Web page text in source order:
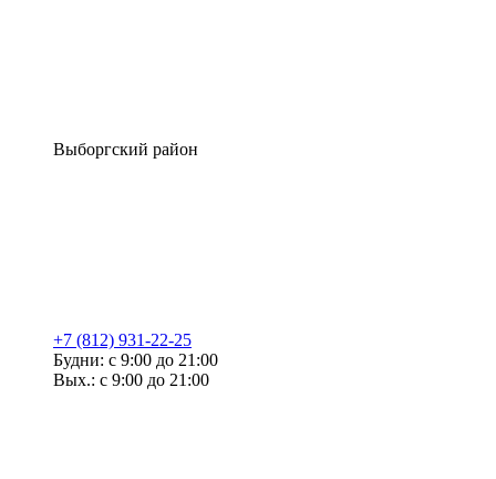
Выборгский район
+7 (812) 931-22-25
Будни: с 9:00 до 21:00
Вых.: с 9:00 до 21:00